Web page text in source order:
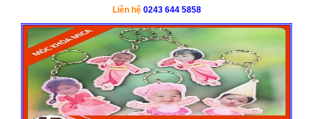
Liên hệ 0243 644 5858